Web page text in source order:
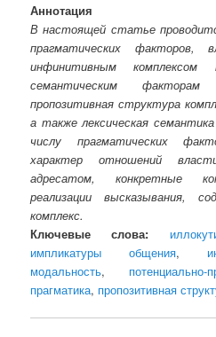
Аннотация
В настоящей статье
прагматических факторов,
инфинитивным комплексом
семантическим факторам
пропозитивная структура
а также лексическая
числу прагматических
характер отношений
адресатом, конкретные
реализации высказывания,
комплекс.
Ключевые слова:
импликатуры общения,
модальность,
прагматика, пропозитивная